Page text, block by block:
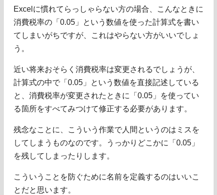
Excelに慣れてらっしゃらない方の場合、こんなときに
消費税率の「0.05」という数値を使った計算式を書い
てしまいがちですが、これはやらない方がいいでしょ
う。
近い将来おそらく消費税率は変更されるでしょうが、
計算式の中で「0.05」という数値を直接記述している
と、消費税率が変更されたときに「0.05」を使ってい
る箇所をすべてみつけて修正する必要があります。
残念なことに、こういう作業で人間というのはミスを
してしまうものなのです。うっかりどこかに「0.05」
を残してしまったりします。
こういうことを防ぐために名前を定義するのはいいこ
とだと思います。